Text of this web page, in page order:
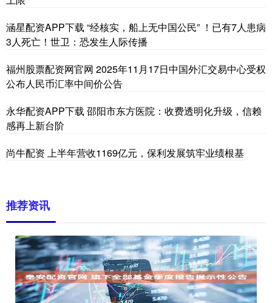
涵星配资APP下载 “经核实，船上无中国公民” ！已有7人患病
3人死亡！世卫：恐发生人际传播
福州股票配资网官网 2025年11月17日中国外汇交易中心受权
公布人民币汇率中间价公告
永华配资APP下载 邵阳市东方医院：收费透明化升级，信赖
感再上新台阶
尚牛配资 上半年营收1169亿元，保利发展筑牢业绩根基
推荐资讯